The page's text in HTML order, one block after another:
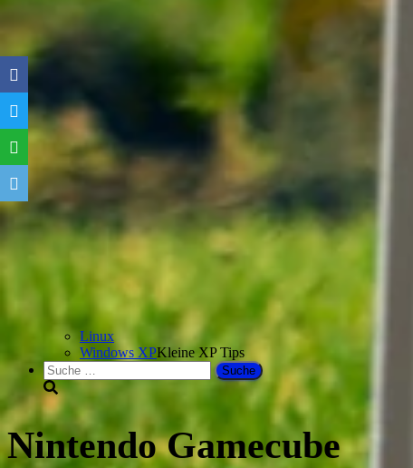
Linux
Windows XPKleine XP Tips
Suche
nach:
Nintendo Gamecube